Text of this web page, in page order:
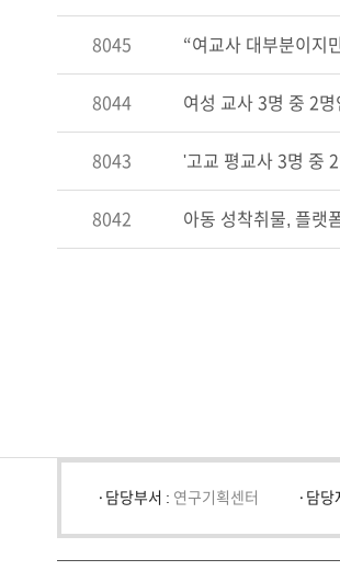
8045 “여교사 대부분이지
8044 여성 교사 3명 중 2
8043 '고교 평교사 3명 중
8042 아동 성착취물, 플랫
담당부서 : 연구기획센터 담당